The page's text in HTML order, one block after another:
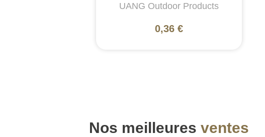
UANG Outdoor Products
0,36 €
Nos meilleures ventes